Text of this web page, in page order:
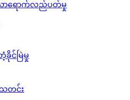
ရောက်လည်ပတ်မှု
င်မြဲမှု
တင်း